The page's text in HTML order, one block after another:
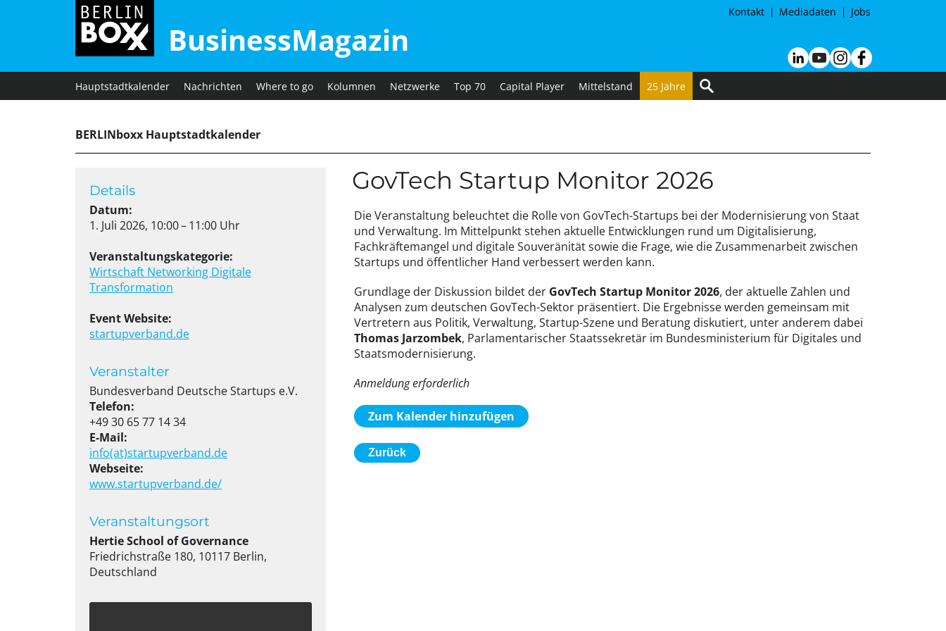
BusinessMagazin
Kontakt Mediadaten Jobs
Hauptstadtkalender Nachrichten Where to go Kolumnen Netzwerke Top 70 Capital Player Mittelstand 25 Jahre
BERLINboxx Hauptstadtkalender
Details
Datum:
1. Juli 2026, 10:00 – 11:00 Uhr
Veranstaltungskategorie:
Wirtschaft Networking Digitale
Transformation
Event Website:
startupverband.de
Veranstalter
Bundesverband Deutsche Startups e.V.
Telefon:
+49 30 65 77 14 34
E-Mail:
info(at)startupverband.de
Webseite:
www.startupverband.de/
Veranstaltungsort
Hertie School of Governance
Friedrichstraße 180, 10117 Berlin,
Deutschland
GovTech Startup Monitor 2026
Die Veranstaltung beleuchtet die Rolle von GovTech-Startups bei der Modernisierung von Staat
und Verwaltung. Im Mittelpunkt stehen aktuelle Entwicklungen rund um Digitalisierung,
Fachkräftemangel und digitale Souveränität sowie die Frage, wie die Zusammenarbeit zwischen
Startups und öffentlicher Hand verbessert werden kann.
Grundlage der Diskussion bildet der GovTech Startup Monitor 2026, der aktuelle Zahlen und
Analysen zum deutschen GovTech-Sektor präsentiert. Die Ergebnisse werden gemeinsam mit
Vertretern aus Politik, Verwaltung, Startup-Szene und Beratung diskutiert, unter anderem dabei
Thomas Jarzombek, Parlamentarischer Staatssekretär im Bundesministerium für Digitales und
Staatsmodernisierung.
Anmeldung erforderlich
Zum Kalender hinzufügen
Zurück